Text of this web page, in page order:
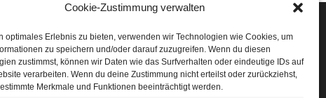
Cookie-Zustimmung verwalten
optimales Erlebnis zu bieten, verwenden wir Technologien wie Cookies, um
zu speichern und/oder darauf zuzugreifen. Wenn du diesen
zustimmst, können wir Daten wie das Surfverhalten oder eindeutige IDs auf
verarbeiten. Wenn du deine Zustimmung nicht erteilst oder zurückziehst,
Merkmale und Funktionen beeinträchtigt werden.
Höffner Run
Schnuppertag